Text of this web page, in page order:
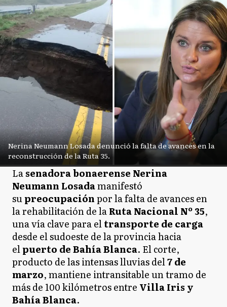
Nerina Neumann Losada denunció la falta de avances en la
reconstrucción de la Ruta 35.
Lasenadora bonaerense Nerina
Neumann Losadamanifestó
supreocupaciónpor la falta de avances en
la rehabilitación de laRuta Nacional Nº 35,
una vía clave para eltransporte de carga
desde el sudoeste de la provincia hacia
elpuerto de Bahía Blanca. El corte,
producto de las intensas lluvias del7 de
marzo, mantiene intransitable un tramo de
más de 100 kilómetros entre Villa Iris y
Bahía Blanca.